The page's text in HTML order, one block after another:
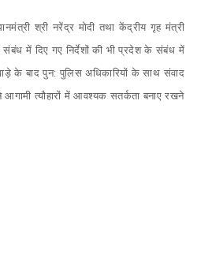
श्री नरेंद्र मोदी तथा केंद्रीय गृह मंत्री
संबंध में दिए गए निर्देशों की भी प्रदेश के संबंध में
के बाद पुन: पुलिस अधिकारियों के साथ संवाद
आगामी त्यौहारों में आवश्यक सतर्कता बनाए रखने